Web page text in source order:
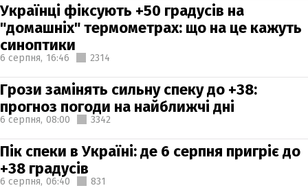
Українці фіксують +50 градусів на
"домашніх" термометрах: що на це кажуть
синоптики
6 серпня, 16:46 2314
Грози замінять сильну спеку до +38:
прогноз погоди на найближчі дні
6 серпня, 08:00 3342
Пік спеки в Україні: де 6 серпня пригріє до
+38 градусів
6 серпня, 06:40 831